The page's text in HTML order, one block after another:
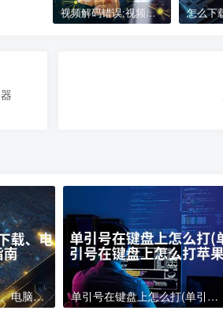
视频解码错误;视频解码错误：如何解决播放画面不清晰的问题
电脑下载软件怎么下载、电脑软件下载指南 单引号在键盘上怎么打(单引号在键盘上怎么打苹果)